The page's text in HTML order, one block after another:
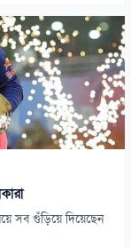
সব গুঁড়িয়ে দিয়েছেন